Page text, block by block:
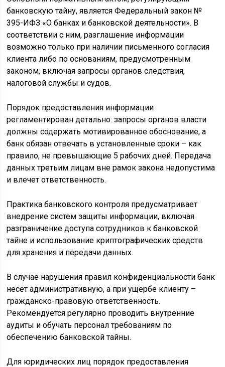
банковскую тайну, является Федеральный закон №
395-ИФЗ «О банках и банковской деятельности». В
соответствии с ним, разглашение информации
возможно только при наличии письменного согласия
клиента либо по основаниям, предусмотренным
законом, включая запросы органов следствия,
налоговой службы и судов.
Порядок предоставления информации
регламентирован детально: запросы органов власти
должны содержать мотивированное обоснование, а
банк обязан отвечать в установленные сроки – как
правило, не превышающие 5 рабочих дней. Передача
данных третьим лицам вне рамок закона недопустима
и влечет ответственность.
Практика банковского контроля предусматривает
внедрение систем защиты информации, включая
разграничение доступа сотрудников к банковской
тайне и использование криптографических средств
для хранения и передачи данных.
В случае нарушения правил конфиденциальности банк
несет административную, а при ущербе клиенту –
гражданско-правовую ответственность.
Рекомендуется регулярно проводить внутренние
аудиты и обучать персонал требованиям по
обеспечению банковской тайны.
Для юридических лиц порядок предоставления